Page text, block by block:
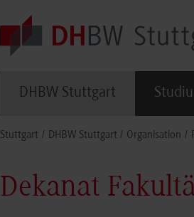
DHBW Stuttgart
Stuttgart DHBW Stuttgart Organisation
Dekanat